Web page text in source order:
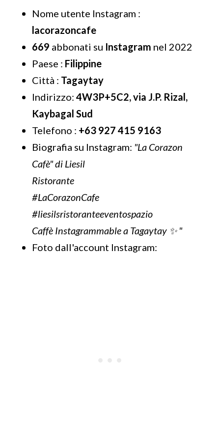
Nome utente Instagram :
lacorazoncafe
669 abbonati su Instagram nel 2022
Paese : Filippine
Città : Tagaytay
Indirizzo: 4W3P+5C2, via J.P. Rizal,
Kaybagal Sud
Telefono : +63 927 415 9163
Biografia su Instagram: "La Corazon
Cafè" di Liesil
Ristorante
#LaCorazonCafe
#liesilsristoranteeventospazio
Caffè Instagrammable a Tagaytay ✨ "
Foto dall'account Instagram: